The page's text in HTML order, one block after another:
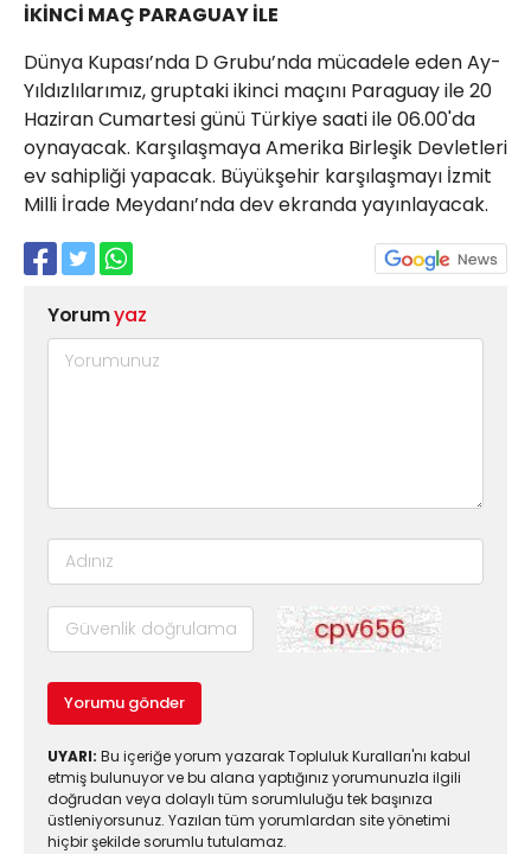
İKİNCİ MAÇ PARAGUAY İLE
Dünya Kupası’nda D Grubu’nda mücadele eden Ay-
Yıldızlılarımız, gruptaki ikinci maçını Paraguay ile 20
Haziran Cumartesi günü Türkiye saati ile 06.00'da
oynayacak. Karşılaşmaya Amerika Birleşik Devletleri
ev sahipliği yapacak. Büyükşehir karşılaşmayı İzmit
Milli İrade Meydanı’nda dev ekranda yayınlayacak.
Yorumyaz
Yorumu gönder
UYARI: Bu içeriğe yorum yazarak Topluluk Kuralları'nı kabul
etmiş bulunuyor ve bu alana yaptığınız yorumunuzla ilgili
doğrudan veya dolaylı tüm sorumluluğu tek başınıza
üstleniyorsunuz. Yazılan tüm yorumlardan site yönetimi
hiçbir şekilde sorumlu tutulamaz.